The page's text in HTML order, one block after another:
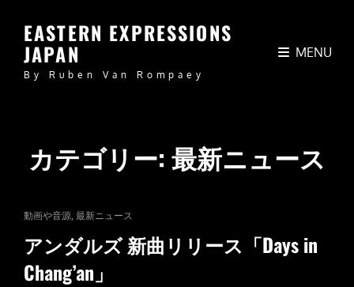
EASTERN EXPRESSIONS
JAPAN
By Ruben Van Rompaey
MENU
カテゴリー: 最新ニュース
CAT
動画や音源 最新ニュース
アンダルズ 新曲リリース「Days in
Chang’an」